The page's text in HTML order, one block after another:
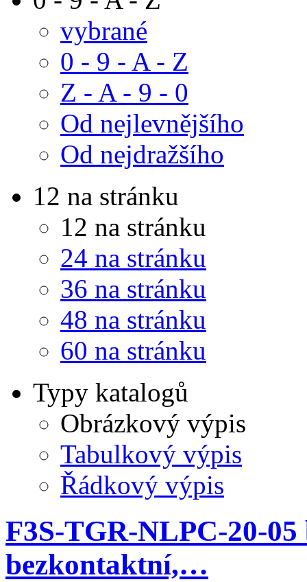
vybrané
0 - 9 - A - Z
Z - A - 9 - 0
Od nejlevnějšího
Od nejdražšího
12 na stránku
12 na stránku
24 na stránku
36 na stránku
48 na stránku
60 na stránku
Typy katalogů
Obrázkový výpis
Tabulkový výpis
Řádkový výpis
F3S-TGR-NLPC-20-
bezkontaktní,…